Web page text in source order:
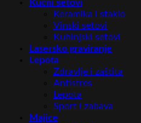
Kućni setovi
Keramika i staklo
Vinski setovi
Kuhinjski setovi
Lasersko graviranje
Lepota
Zdravlje i zaštita
Antistres
Lepota
Sport i zabava
Majice